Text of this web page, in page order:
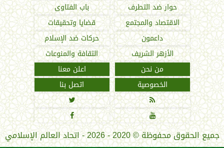
حوار ضد التطرف
باب الفتاوى
الاقتصاد والمجتمع
قضايا وتحقيقات
داعمون
حركات ضد الإسلام
الأزهر الشريف
الثقافة والمنوعات
من نحن
اعلن معنا
الخصوصية
اتصل بنا




جميع الحقوق محفوظة©2020 - 2026 - اتحاد العالم الإسلامي